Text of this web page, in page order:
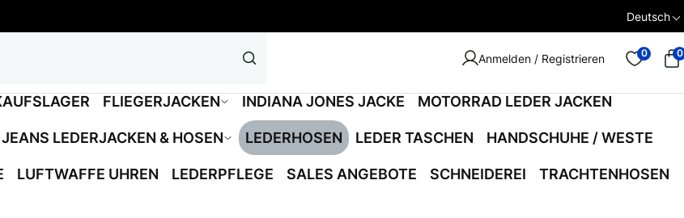
Deutsch
Anmelden / Registrieren 0 0
FLIEGERJACKEN INDIANA JONES JACKE MOTORRAD LEDER JACKEN
JEANS LEDERJACKEN & HOSEN LEDERHOSEN LEDER TASCHEN HANDSCHUHE / WESTE
LUFTWAFFE UHREN LEDERPFLEGE SALES ANGEBOTE SCHNEIDEREI TRACHTENHOSEN